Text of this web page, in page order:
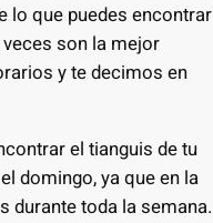
lo que puedes encontrar
son la mejor
y te decimos en
el tianguis de tu
domingo, ya que en la
durante toda la semana.